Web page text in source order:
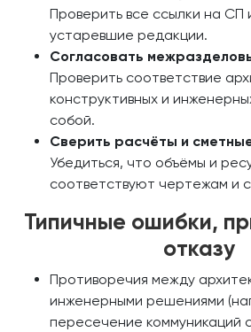
Проверить все ссылки на СП
устаревшие редакции.
Согласовать
Проверить соответствие
конструктивных и
собой.
Сверить расчёты и
Убедиться, что объёмы и
соответствуют чертежам и
Типичные ошибки,
отказу
Противоречия между
инженерными решениями
пересечение коммуникаций